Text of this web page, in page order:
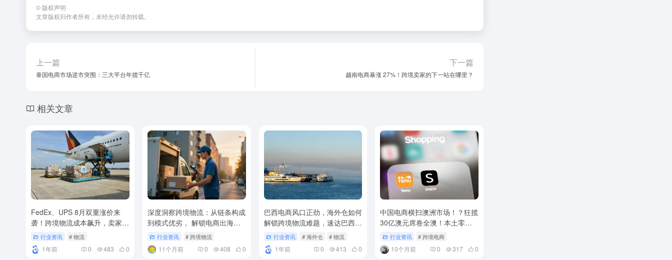
© 版权声明
文章版权归作者所有，未经允许请勿转载。
上一篇
泰国电商市场逆市突围：三大平台年揽千亿
下一篇
越南电商暴涨 27%！跨境卖家的下一站在哪里？
相关文章
FedEx、UPS 8月双重涨价来
袭！跨境物流成本飙升，卖家如
何应对？
行业资讯 # 物流
1年前 0 483 0
深度洞察跨境物流：从链条构成
到模式优劣， 解锁电商出海物
流最优解
行业资讯 # 跨境物流
11个月前 0 408 0
巴西电商风口正劲，海外仓如何
解锁跨境物流难题，速达巴西市
场！行业资讯 # 海外仓 # 物流
1年前 0 413 0
中国电商横扫澳洲市场！？狂揽
30亿澳元席卷全澳！本土零售
商反遭澳人抛弃
行业资讯 # 跨境电商
10个月前 0 317 0